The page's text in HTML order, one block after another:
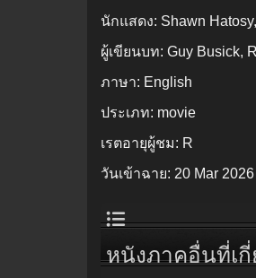
นักแสดง: Shawn
ผู้เขียนบท: Guy Busick,
ภาษา: English
ประเภท: movie
เรตอายุผู้ชม: R
วันเข้าฉาย: 20 Mar 2026
หนังภาคอื่นที่เ